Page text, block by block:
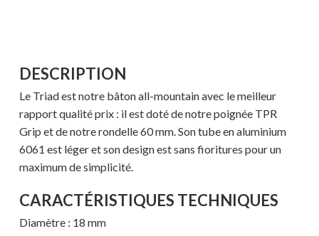
DESCRIPTION
Le Triad est notre bâton all-mountain avec le meilleur
rapport qualité prix : il est doté de notre poignée TPR
Grip et de notre rondelle 60 mm. Son tube en aluminium
6061 est léger et son design est sans fioritures pour un
maximum de simplicité.
CARACTÉRISTIQUES TECHNIQUES
Diamètre : 18 mm